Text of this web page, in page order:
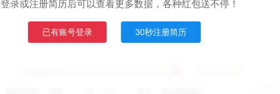
登录或注册简历后可以查看更多数据，各种红包送不停！
已有账号登录 30秒注册简历